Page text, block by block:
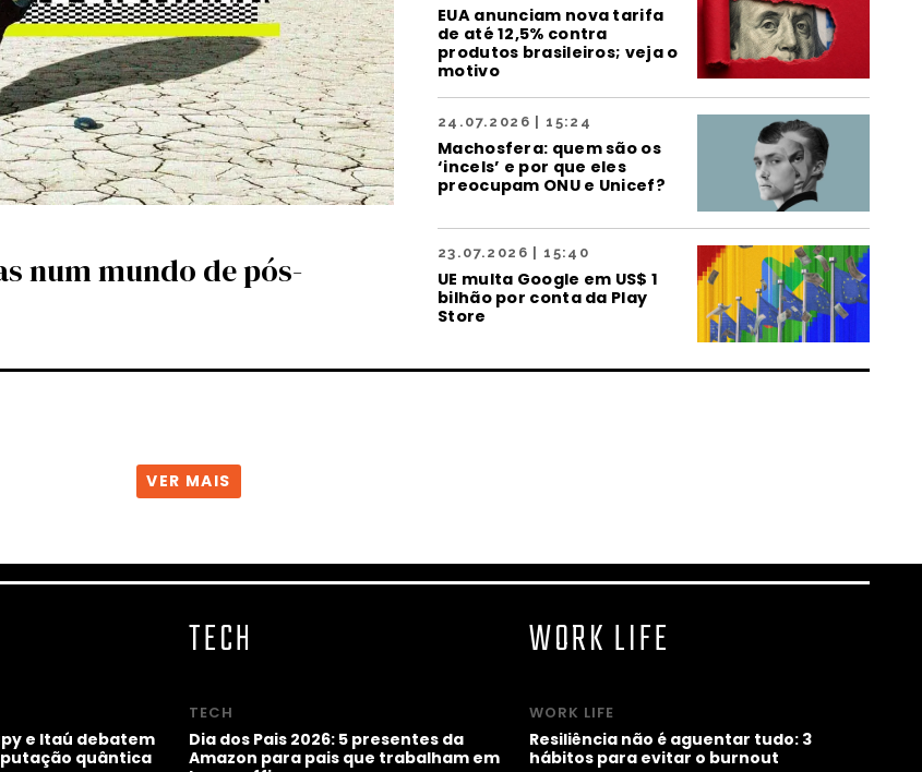
num mundo de pós-
EUA anunciam nova tarifa
de até 12,5% contra
produtos brasileiros; veja o
motivo
24.07.2026 | 15:24
Machosfera: quem são os
‘incels’ e por que eles
preocupam ONU e Unicef?
23.07.2026 | 15:40
UE multa Google em US$ 1
bilhão por conta da Play
Store
tecnologia e futuros do Sul
Global em Ouro Preto
22.07.2026 | 17:27
ajudar pais
VER MAIS
e Itaú debatem
quântica
TECH
TECH
Dia dos Pais 2026: 5 presentes da
Amazon para pais que trabalham em
WORK LIFE
WORK LIFE
Resiliência não é aguentar tudo: 3
hábitos para evitar o burnout